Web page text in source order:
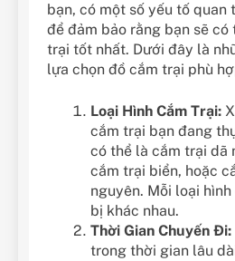
bạn, có một số yếu tố quan
để đảm bảo rằng bạn sẽ có
trại tốt nhất. Dưới đây là
lựa chọn đồ cắm trại phù
Loại Hình Cắm Trại:
cắm trại bạn đang
có thể là cắm trại dã
cắm trại biển, hoặc
nguyên. Mỗi loại
bị khác nhau.
Thời Gian Chuyến Đi:
trong thời gian lâu